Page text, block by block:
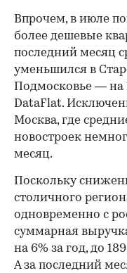
Впрочем, в июле
более дешевые
последний месяц
уменьшился в
Подмосковье — на
DataFlat.
Москва, где
новостроек
месяц.
Поскольку
столичного
одновременно с
суммарная
на 6% за год, до
А за последний